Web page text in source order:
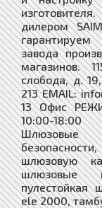
дилером
гарантируем
завода
магазинов.
слобода, д.
213 EMAIL:
13 Офис
10:00-18:00
Шлюзовые
шлюзовую
шлюзовые
пулестойкая
ele 2000,